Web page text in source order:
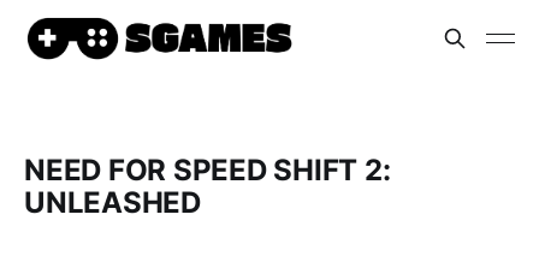
NEED FOR SPEED SHIFT 2:
UNLEASHED